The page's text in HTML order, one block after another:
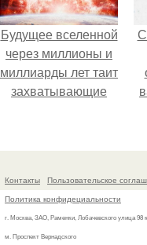
Будущее вселенной
через миллионы и
миллиарды лет таит
захватывающие
Контакты
Пользовательское
Политика конфидециальности
г. Москва, ЗАО, Раменки, Лобачевского улица
м. Проспект Вернадского